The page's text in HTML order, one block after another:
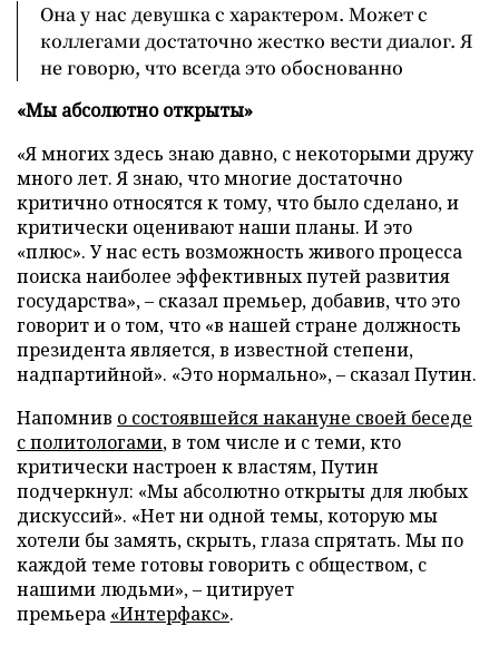
Она у нас девушка с характером. Может с
коллегами достаточно жестко вести диалог. Я
не говорю, что всегда это обоснованно
«Мы абсолютно открыты»
«Я многих здесь знаю давно, с некоторыми дружу
много лет. Я знаю, что многие достаточно
критично относятся к тому, что было сделано, и
критически оценивают наши планы. И это
«плюс». У нас есть возможность живого процесса
поиска наиболее эффективных путей развития
государства», – сказал премьер, добавив, что это
говорит и о том, что «в нашей стране должность
президента является, в известной степени,
надпартийной». «Это нормально», – сказал Путин.
Напомнив о состоявшейся накануне своей беседе
с политологами, в том числе и с теми, кто
критически настроен к властям, Путин
подчеркнул: «Мы абсолютно открыты для любых
дискуссий». «Нет ни одной темы, которую мы
хотели бы замять, скрыть, глаза спрятать. Мы по
каждой теме готовы говорить с обществом, с
нашими людьми», – цитирует
премьера «Интерфакс».